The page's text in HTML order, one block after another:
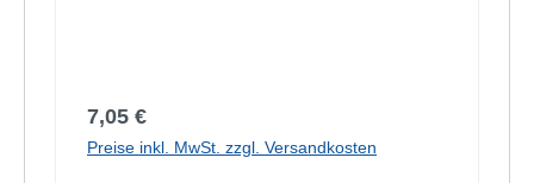
Regulärer Preis:
7,05 €
Preise inkl. MwSt. zzgl. Versandkosten